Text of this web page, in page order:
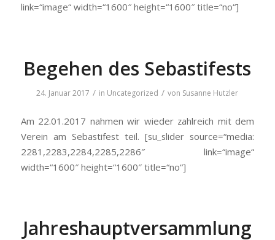
link=“image“ width=“1600″ height=“1600″ title=“no“]
Begehen des Sebastifests
24. Januar 2017 / in Uncategorized / von Susanne Hutzler
Am 22.01.2017 nahmen wir wieder zahlreich mit dem
Verein am Sebastifest teil. [su_slider source=“media:
2281,2283,2284,2285,2286″ link=“image“
width=“1600″ height=“1600″ title=“no“]
Jahreshauptversammlung